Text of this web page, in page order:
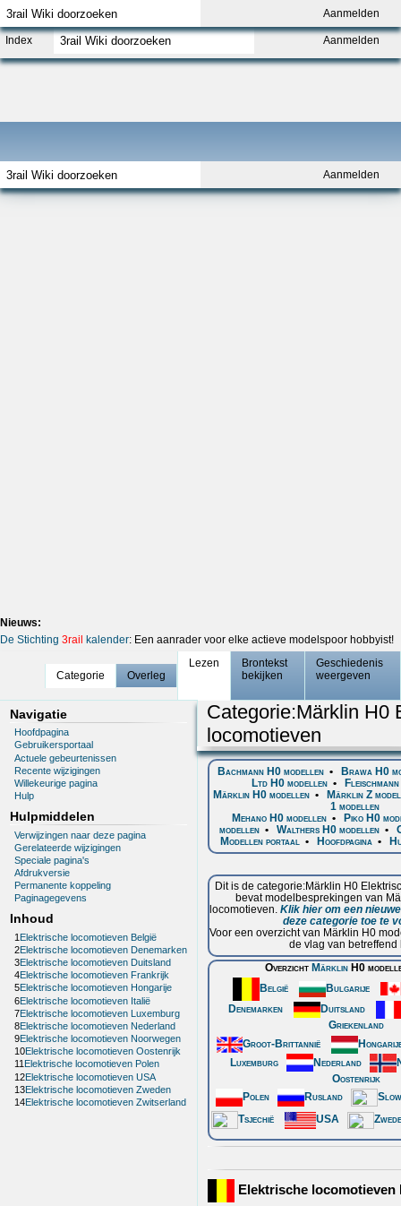
Aanmelden
Aanmelden
Index Aanmelden
Nieuws:
De Stichting 3rail kalender: Een aanrader voor elke actieve modelspoor hobbyist!
Categorie Overleg
Lezen
Brontekst
bekijken
Geschiedenis
weergeven
Navigatie
Hoofdpagina
Gebruikersportaal
Actuele gebeurtenissen
Recente wijzigingen
Willekeurige pagina
Hulp
Hulpmiddelen
Verwijzingen naar deze pagina
Gerelateerde wijzigingen
Speciale pagina's
Afdrukversie
Permanente koppeling
Paginagegevens
Inhoud
1 Elektrische locomotieven België
2Elektrische locomotieven Denemarken
3Elektrische locomotieven Duitsland
4Elektrische locomotieven Frankrijk
5Elektrische locomotieven Hongarije
6Elektrische locomotieven Italië
7Elektrische locomotieven Luxemburg
8Elektrische locomotieven Nederland
9Elektrische locomotieven Noorwegen
10Elektrische locomotieven Oostenrijk
11Elektrische locomotieven Polen
12Elektrische locomotieven USA
13Elektrische locomotieven Zweden
14Elektrische locomotieven Zwitserland
Categorie:Märklin H0
locomotieven
Bachmann H0 modellen •
Brawa H0
Ltd H0 modellen•
Märklin H0 modellen •
Märklin Z
1 modellen
Mehano H0 modellen•
Piko H0
modellen • Walthers H0 modellen •
Modellen portaal
• Hoofdpagina •
Dit is de categorie:Märklin H0
bevat modelbesprekingen van
locomotieven. Klik hier om een
deze categorie toe te
Voor een overzicht van Märklin H0
de vlag van betreffend
Overzicht MärklinH0
België
Bulgarije
Denemarken
Duitsland
Griekenland
Groot-Brittannië
Luxemburg
Nederland
Oostenrijk
Polen
Rusland
Tsjechië
USA
Elektrische locomotieven